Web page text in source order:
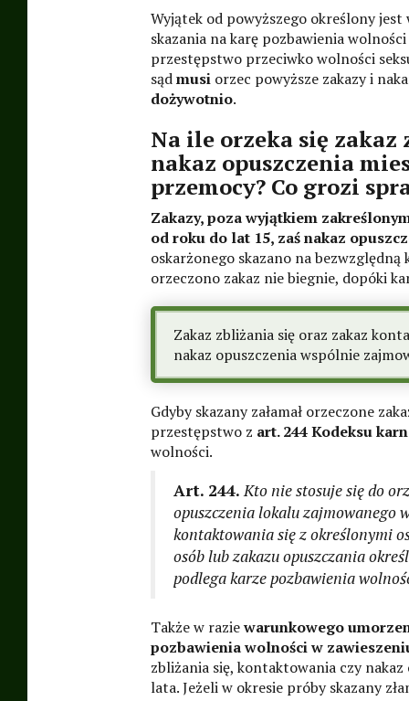
Wyjątek od powyższego określony jest
skazania na karę pozbawienia
przestępstwo przeciwko wolności
sądmusi orzec powyższe zakazy i
dożywotnio.
Na ile orzeka się
nakaz opuszczenia
przemocy? Co grozi
Zakazy, poza wyjątkiem
od roku do lat 15, zaś nakaz
oskarżonego skazano na
orzeczono zakaz nie biegnie, dopóki
Zakaz zbliżania się oraz zakaz
nakaz opuszczenia wspólnie
Gdyby skazany załamał orzeczone
przestępstwo z art. 244 Kodeksu
wolności.
Art. 244.Kto nie stosuje się do
opuszczenia lokalu zajmowanego
kontaktowania się z określonymi
osób lub zakazu opuszczania
podlega karze pozbawienia
Także w raziewarunkowego
pozbawienia wolności w
zbliżania się, kontaktowania czy
lata. Jeżeli w okresie próby skazany